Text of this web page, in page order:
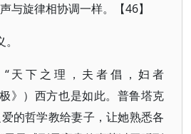
与旋律相协调一样。【46】
天下之理，夫者倡，妇者
》）西方也是如此。普鲁塔克
的哲学教给妻子，让她熟悉各